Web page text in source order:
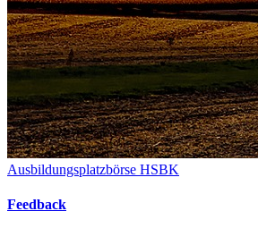
Ausbildungsplatzbörse HSBK
Feedback